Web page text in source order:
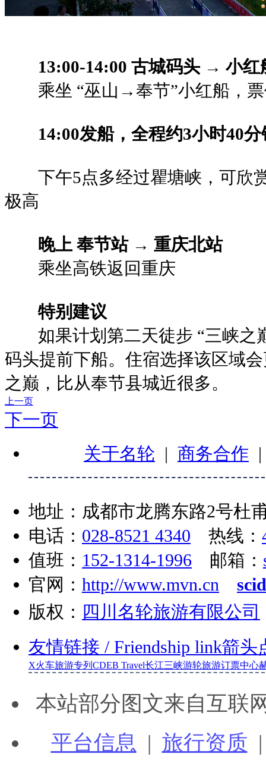
13:00-14:00 古城码头 → 小红
乘坐 “巫山→奉节”小红船，
14:00发船，全程约3小时40分
下午5点多经过瞿塘峡，可欣
极高
晚上 奉节站 → 重庆北站
乘坐高铁返回重庆
特别建议
如果计划第二天徒步 “三峡之
码头提前下船。住宿选择该区域
之巅，比从奉节县城近很多。
上一页
下一页
关于名轮 | 商务合作
地址：成都市龙腾东路2号杜
电话： 028-8521 4340 热线：
值班： 152-1314-1996 邮箱：
官网： http://www.mvn.cn
版权： 四川名轮旅游有限公司
友情链接 / Friendship link箭头
X火车旅游专列 CDEB Travel长江三峡游轮旅游订票中心
本站部分图文来自互联
平台信息 | 旅行资质